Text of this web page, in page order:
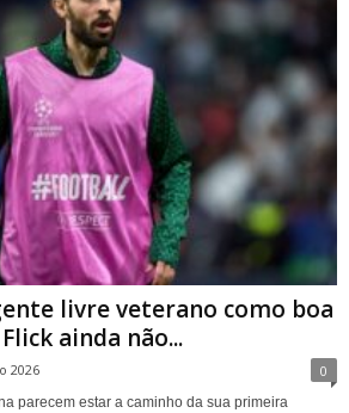
livre veterano como boa
ainda não...
2026 0
parecem estar a caminho da sua primeira